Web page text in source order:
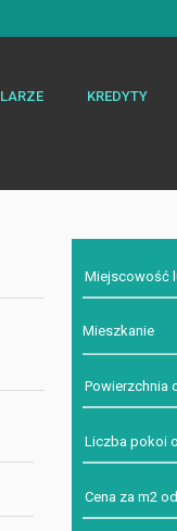
KREDYTY
Mieszkanie